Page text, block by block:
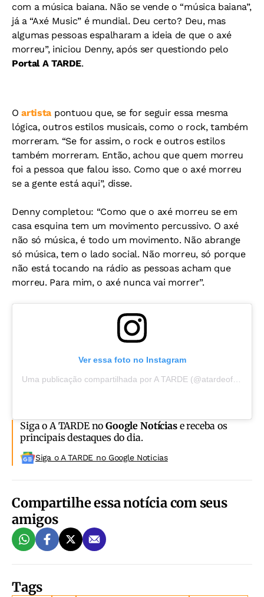
com a música baiana. Não se vende o “música baiana”,
já a “Axé Music” é mundial. Deu certo? Deu, mas
algumas pessoas espalharam a ideia de que o axé
morreu”, iniciou Denny, após ser questiondo pelo
Portal A TARDE.
Oartista pontuou que, se for seguir essa mesma
lógica, outros estilos musicais, como o rock, também
morreram. “Se for assim, o rock e outros estilos
também morreram. Então, achou que quem morreu
foi a pessoa que falou isso. Como que o axé morreu
se a gente está aqui”, disse.
Denny completou: “Como que o axé morreu se em
casa esquina tem um movimento percussivo. O axé
não só música, é todo um movimento. Não abrange
só música, tem o lado social. Não morreu, só porque
não está tocando na rádio as pessoas acham que
morreu. Para mim, o axé nunca vai morrer”.
Ver essa foto no Instagram
Siga o A TARDE noGoogle Notíciase receba os
principais destaques do dia.
Siga o A TARDE no Google Noticias
Compartilhe essa notícia com seus
amigos
Tags